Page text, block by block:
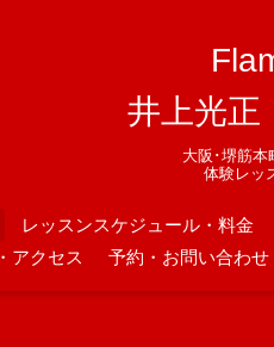
井上光正
大阪･堺筋本
体験レッ
レッスンスケジュール・料金
アクセス
予約・お問い合わせ